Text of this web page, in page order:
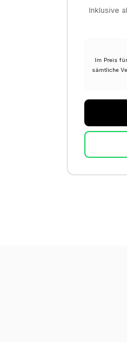
Inklusive
Im Preis
sämtliche